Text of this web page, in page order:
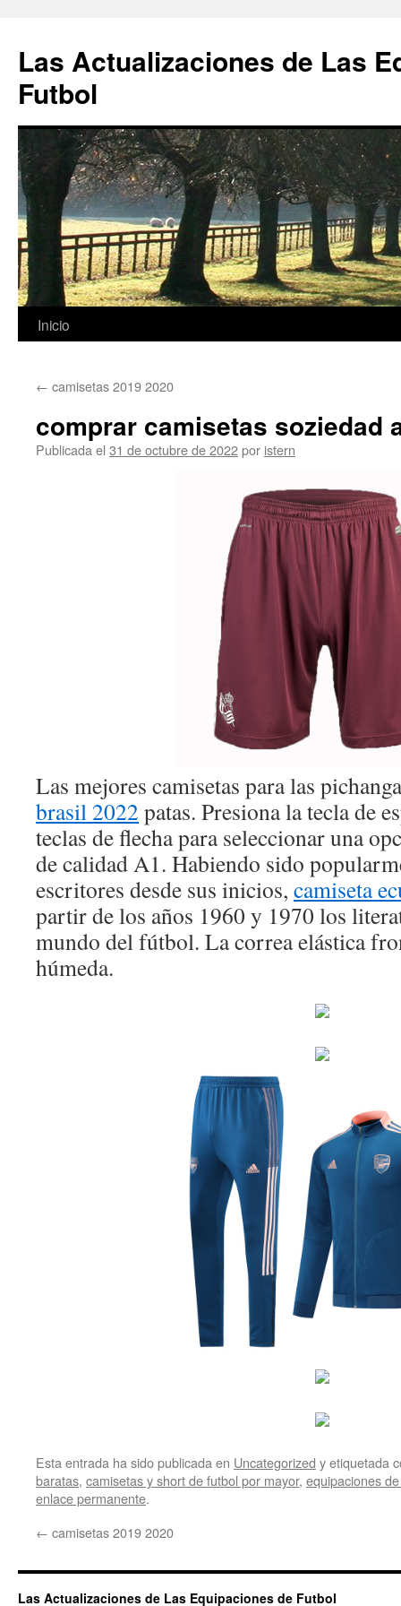
Las Actualizaciones de Las
Futbol
Saltar
contenido
Inicio
← camisetas 2019 2020
comprar camisetas soziedad
Publicada el 31 de octubre de 2022por istern
Las mejores camisetas para las
brasil 2022 patas. Presiona la tecla de
teclas de flecha para seleccionar una
de calidad A1. Habiendo sido
escritores desde sus inicios, camiseta
partir de los años 1960 y 1970 los
mundo del fútbol. La correa elástica
húmeda.
Esta entrada ha sido publicada en Uncategorized y etiquetada
baratas, camisetas y short de futbol por mayor, equipaciones
enlace permanente.
← camisetas 2019 2020
Las Actualizaciones de Las Equipaciones de Futbol